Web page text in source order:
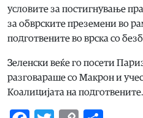
условите за постигнување
за обврските преземени во
подготвените во врска со
Зеленски веќе го посети
разговараше со Макрон и
Коалицијата на подготвените.